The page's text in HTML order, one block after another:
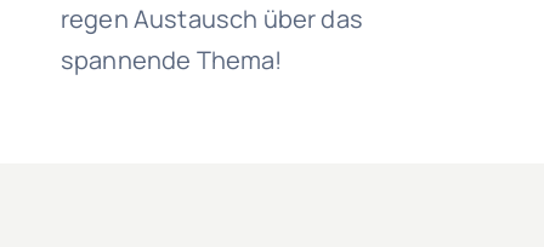
regen Austausch über das
spannende Thema!